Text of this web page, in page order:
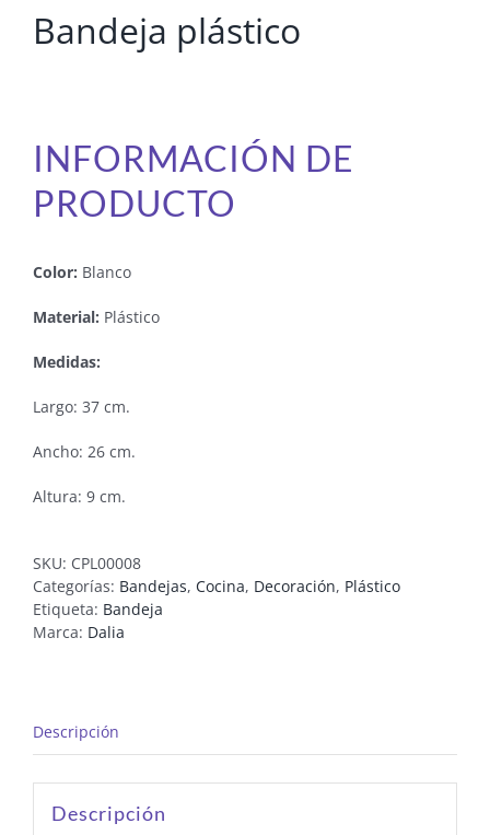
Bandeja plástico
INFORMACIÓN DE
PRODUCTO
Color: Blanco
Material: Plástico
Medidas:
Largo: 37 cm.
Ancho: 26 cm.
Altura: 9 cm.
SKU: CPL00008
Categorías: Bandejas, Cocina, Decoración, Plástico
Etiqueta: Bandeja
Marca: Dalia
Descripción
Descripción